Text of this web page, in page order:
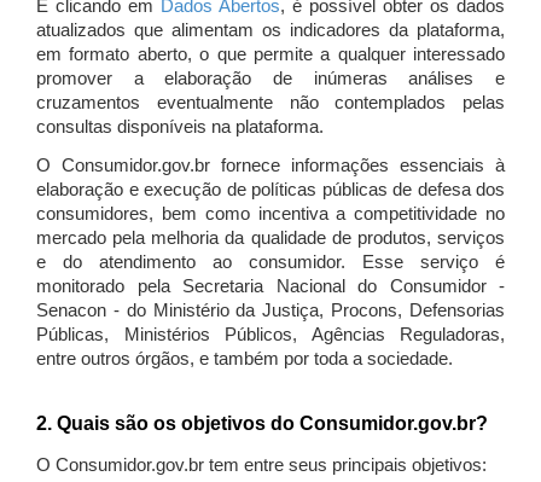
E clicando em Dados Abertos, é possível obter os dados
atualizados que alimentam os indicadores da plataforma,
em formato aberto, o que permite a qualquer interessado
promover a elaboração de inúmeras análises e
cruzamentos eventualmente não contemplados pelas
consultas disponíveis na plataforma.
O Consumidor.gov.br fornece informações essenciais à
elaboração e execução de políticas públicas de defesa dos
consumidores, bem como incentiva a competitividade no
mercado pela melhoria da qualidade de produtos, serviços
e do atendimento ao consumidor. Esse serviço é
monitorado pela Secretaria Nacional do Consumidor -
Senacon - do Ministério da Justiça, Procons, Defensorias
Públicas, Ministérios Públicos, Agências Reguladoras,
entre outros órgãos, e também por toda a sociedade.
2. Quais são os objetivos do Consumidor.gov.br?
O Consumidor.gov.br tem entre seus principais objetivos: